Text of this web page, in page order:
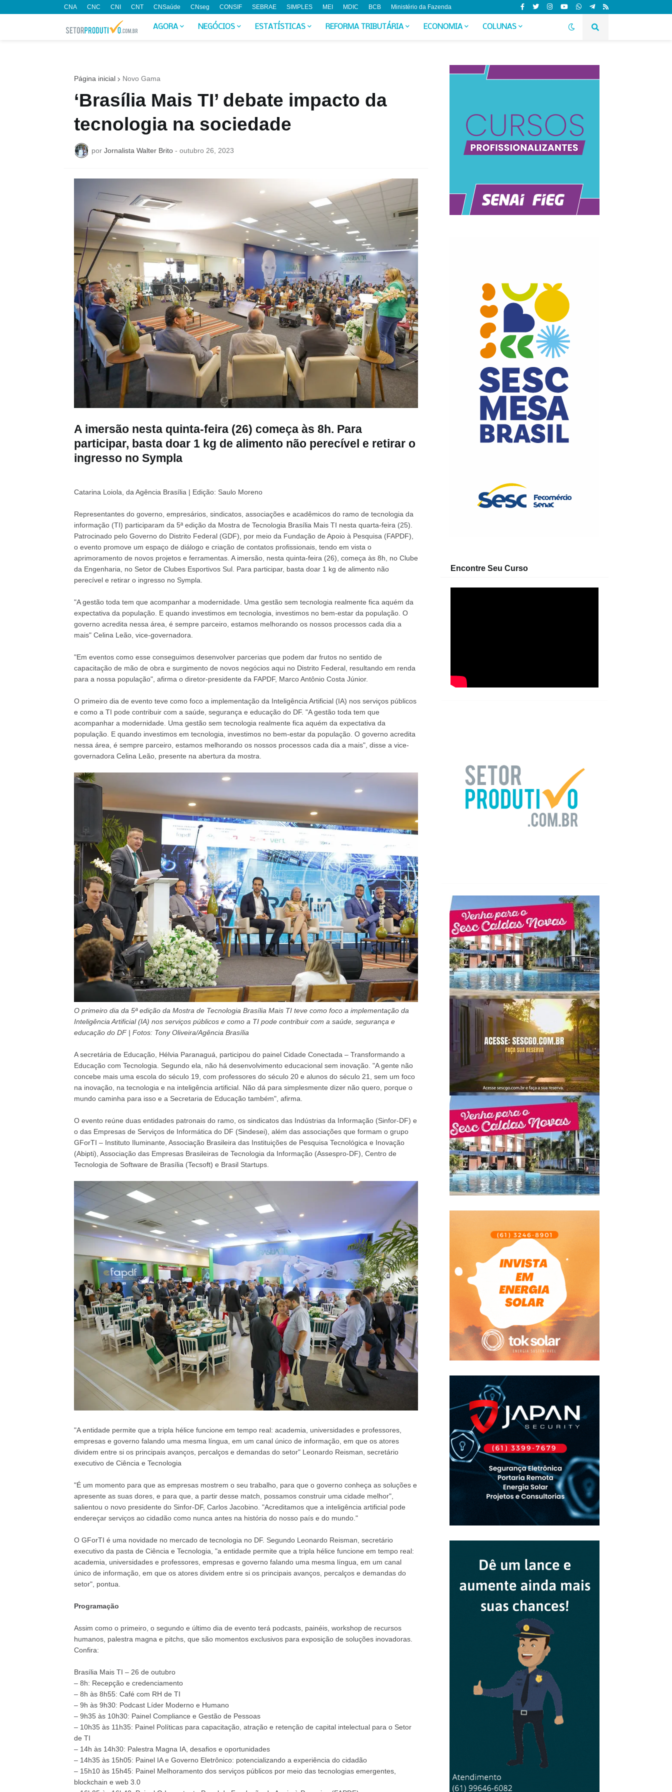
CNA CNC CNI CNT CNSaúde CNseg CONSIF SEBRAE SIMPLES MEI MDIC BCB Ministério da Fazenda
AGORA NEGÓCIOS ESTATÍSTICAS REFORMA TRIBUTÁRIA ECONOMIA COLUNAS
Página inicial Novo Gama
‘Brasília Mais TI’ debate impacto da
tecnologia na sociedade
por Jornalista Walter Brito - outubro 26, 2023
‌A imersão nesta quinta-feira (26) começa às 8h. Para
participar, basta doar 1 kg de alimento não perecível e retirar o
ingresso no Sympla
Catarina Loiola, da Agência Brasília | Edição: Saulo Moreno
Representantes do governo, empresários, sindicatos, associações e acadêmicos do ramo de tecnologia da
informação (TI) participaram da 5ª edição da Mostra de Tecnologia Brasília Mais TI nesta quarta-feira (25).
Patrocinado pelo Governo do Distrito Federal (GDF), por meio da Fundação de Apoio à Pesquisa (FAPDF),
o evento promove um espaço de diálogo e criação de contatos profissionais, tendo em vista o
aprimoramento de novos projetos e ferramentas. A imersão, nesta quinta-feira (26), começa às 8h, no Clube
da Engenharia, no Setor de Clubes Esportivos Sul. Para participar, basta doar 1 kg de alimento não
perecível e retirar o ingresso no Sympla.
"A gestão toda tem que acompanhar a modernidade. Uma gestão sem tecnologia realmente fica aquém da
expectativa da população. E quando investimos em tecnologia, investimos no bem-estar da população. O
governo acredita nessa área, é sempre parceiro, estamos melhorando os nossos processos cada dia a
mais" Celina Leão, vice-governadora.
"Em eventos como esse conseguimos desenvolver parcerias que podem dar frutos no sentido de
capacitação de mão de obra e surgimento de novos negócios aqui no Distrito Federal, resultando em renda
para a nossa população", afirma o diretor-presidente da FAPDF, Marco Antônio Costa Júnior.
O primeiro dia de evento teve como foco a implementação da Inteligência Artificial (IA) nos serviços públicos
e como a TI pode contribuir com a saúde, segurança e educação do DF. "A gestão toda tem que
acompanhar a modernidade. Uma gestão sem tecnologia realmente fica aquém da expectativa da
população. E quando investimos em tecnologia, investimos no bem-estar da população. O governo acredita
nessa área, é sempre parceiro, estamos melhorando os nossos processos cada dia a mais", disse a vice-
governadora Celina Leão, presente na abertura da mostra.
O primeiro dia da 5ª edição da Mostra de Tecnologia Brasília Mais TI teve como foco a implementação da
Inteligência Artificial (IA) nos serviços públicos e como a TI pode contribuir com a saúde, segurança e
educação do DF | Fotos: Tony Oliveira/Agência Brasília
‌A secretária de Educação, Hélvia Paranaguá, participou do painel Cidade Conectada – Transformando a
Educação com Tecnologia. Segundo ela, não há desenvolvimento educacional sem inovação. "A gente não
concebe mais uma escola do século 19, com professores do século 20 e alunos do século 21, sem um foco
na inovação, na tecnologia e na inteligência artificial. Não dá para simplesmente dizer não quero, porque o
mundo caminha para isso e a Secretaria de Educação também", afirma.
O evento reúne duas entidades patronais do ramo, os sindicatos das Indústrias da Informação (Sinfor-DF) e
o das Empresas de Serviços de Informática do DF (Sindesei), além das associações que formam o grupo
GForTI – Instituto Iluminante, Associação Brasileira das Instituições de Pesquisa Tecnológica e Inovação
(Abipti), Associação das Empresas Brasileiras de Tecnologia da Informação (Assespro-DF), Centro de
Tecnologia de Software de Brasília (Tecsoft) e Brasil Startups.
"A entidade permite que a tripla hélice funcione em tempo real: academia, universidades e professores,
empresas e governo falando uma mesma língua, em um canal único de informação, em que os atores
dividem entre si os principais avanços, percalços e demandas do setor" Leonardo Reisman, secretário
executivo de Ciência e Tecnologia
"É um momento para que as empresas mostrem o seu trabalho, para que o governo conheça as soluções e
apresente as suas dores, e para que, a partir desse match, possamos construir uma cidade melhor",
salientou o novo presidente do Sinfor-DF, Carlos Jacobino. "Acreditamos que a inteligência artificial pode
endereçar serviços ao cidadão como nunca antes na história do nosso país e do mundo."
O GForTI é uma novidade no mercado de tecnologia no DF. Segundo Leonardo Reisman, secretário
executivo da pasta de Ciência e Tecnologia, "a entidade permite que a tripla hélice funcione em tempo real:
academia, universidades e professores, empresas e governo falando uma mesma língua, em um canal
único de informação, em que os atores dividem entre si os principais avanços, percalços e demandas do
setor", pontua.
Programação
Assim como o primeiro, o segundo e último dia de evento terá podcasts, painéis, workshop de recursos
humanos, palestra magna e pitchs, que são momentos exclusivos para exposição de soluções inovadoras.
Confira:
Brasília Mais TI – 26 de outubro
– 8h: Recepção e credenciamento
– 8h às 8h55: Café com RH de TI
– 9h às 9h30: Podcast Líder Moderno e Humano
– 9h35 às 10h30: Painel Compliance e Gestão de Pessoas
– 10h35 às 11h35: Painel Políticas para capacitação, atração e retenção de capital intelectual para o Setor
de TI
– 14h às 14h30: Palestra Magna IA, desafios e oportunidades
– 14h35 às 15h05: Painel IA e Governo Eletrônico: potencializando a experiência do cidadão
– 15h10 às 15h45: Painel Melhoramento dos serviços públicos por meio das tecnologias emergentes,
blockchain e web 3.0
Encontre Seu Curso